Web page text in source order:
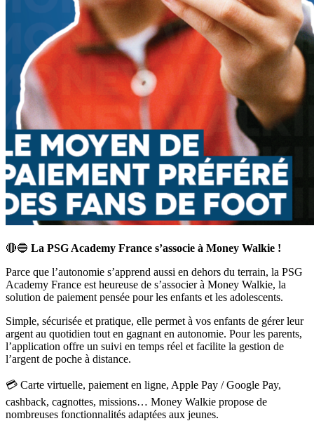
🔴🔵 La PSG Academy France s’associe à Money Walkie !
Parce que l’autonomie s’apprend aussi en dehors du terrain, la PSG
Academy France est heureuse de s’associer à Money Walkie, la
solution de paiement pensée pour les enfants et les adolescents.
Simple, sécurisée et pratique, elle permet à vos enfants de gérer leur
argent au quotidien tout en gagnant en autonomie. Pour les parents,
l’application offre un suivi en temps réel et facilite la gestion de
l’argent de poche à distance.
💳 Carte virtuelle, paiement en ligne, Apple Pay / Google Pay,
cashback, cagnottes, missions… Money Walkie propose de
nombreuses fonctionnalités adaptées aux jeunes.